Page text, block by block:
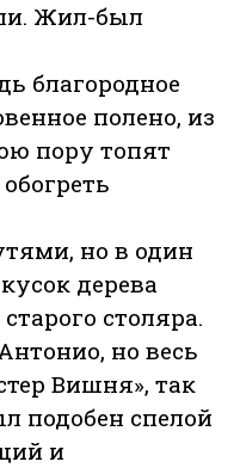
Жил-был
благородное
полено, из
пору топят
но в один
дерева
столяра.
но весь
Вишня», так
подобен спелой
и